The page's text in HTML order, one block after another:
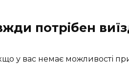
потрібен
у вас немає можливості